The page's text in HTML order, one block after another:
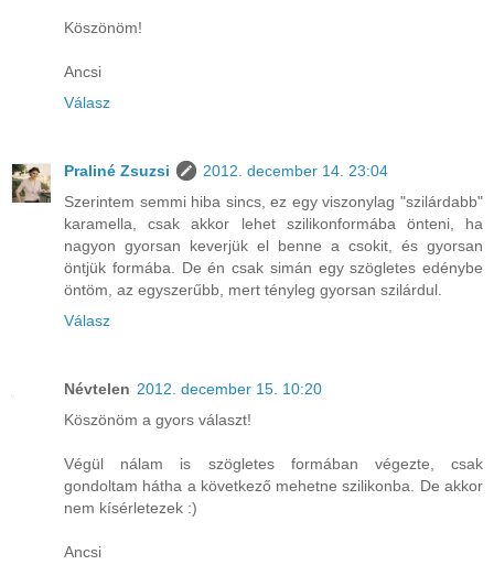
Köszönöm!
Ancsi
Válasz
Praliné Zsuzsi
2012. december 14. 23:04
Szerintem semmi hiba sincs, ez egy viszonylag "szilárdabb"
karamella, csak akkor lehet szilikonformába önteni, ha
nagyon gyorsan keverjük el benne a csokit, és gyorsan
öntjük formába. De én csak simán egy szögletes edénybe
öntöm, az egyszerűbb, mert tényleg gyorsan szilárdul.
Válasz
Névtelen 2012. december 15. 10:20
Köszönöm a gyors választ!
Végül nálam is szögletes formában végezte, csak
gondoltam hátha a következő mehetne szilikonba. De akkor
nem kísérletezek :)
Ancsi